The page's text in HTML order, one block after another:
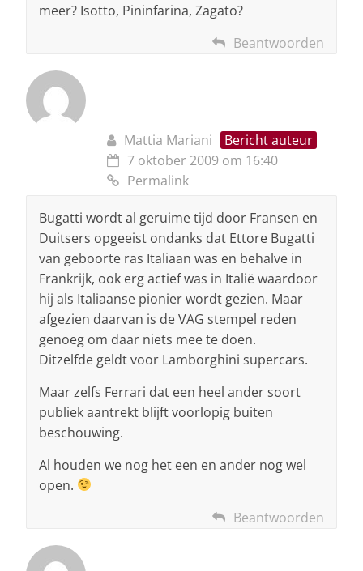
meer? Isotto, Pininfarina, Zagato?
Beantwoorden
Mattia Mariani
Bericht auteur
7 oktober 2009 om 16:40
Permalink
Bugatti wordt al geruime tijd door Fransen en
Duitsers opgeeist ondanks dat Ettore Bugatti
van geboorte ras Italiaan was en behalve in
Frankrijk, ook erg actief was in Italië waardoor
hij als Italiaanse pionier wordt gezien. Maar
afgezien daarvan is de VAG stempel reden
genoeg om daar niets mee te doen.
Ditzelfde geldt voor Lamborghini supercars.
Maar zelfs Ferrari dat een heel ander soort
publiek aantrekt blijft voorlopig buiten
beschouwing.
Al houden we nog het een en ander nog wel
open.
Beantwoorden